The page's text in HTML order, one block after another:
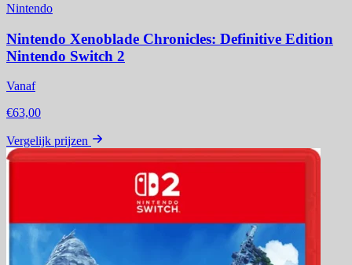
Nintendo
Nintendo Xenoblade Chronicles: Definitive Edition
Nintendo Switch 2
Vanaf
€63,00
Vergelijk prijzen